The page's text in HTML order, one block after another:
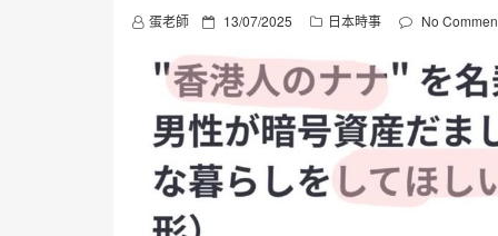
蛋老師
P
s
t
e
d
o
n
13/07/2025 日本時事 No